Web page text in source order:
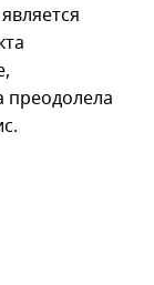
преодолела